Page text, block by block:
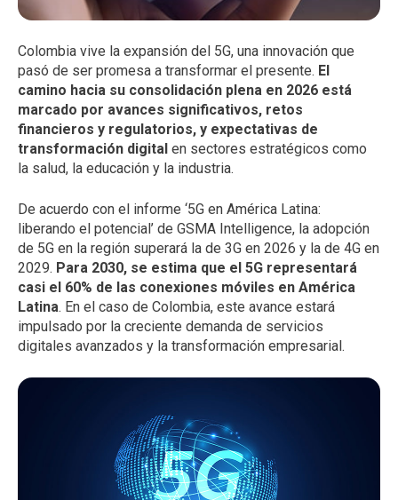
Colombia vive la expansión del 5G, una innovación que
pasó de ser promesa a transformar el presente. El
camino hacia su consolidación plena en 2026 está
marcado por avances significativos, retos
financieros y regulatorios, y expectativas de
transformación digital en sectores estratégicos como
la salud, la educación y la industria.
De acuerdo con el informe ‘5G en América Latina:
liberando el potencial’ de GSMA Intelligence, la adopción
de 5G en la región superará la de 3G en 2026 y la de 4G en
2029. Para 2030, se estima que el 5G representará
casi el 60% de las conexiones móviles en América
Latina. En el caso de Colombia, este avance estará
impulsado por la creciente demanda de servicios
digitales avanzados y la transformación empresarial.